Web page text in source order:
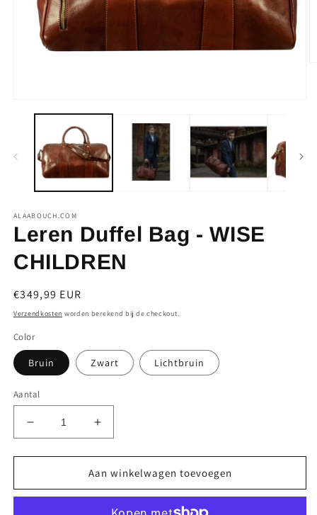
modaal
ALAABOUCH.COM
Leren Duffel Bag - WISE
CHILDREN
Normale
prijs
€349,99 EUR
Verzendkosten worden berekend bij de checkout.
Color
Bruin Zwart Lichtbruin
Aantal
Aantal
verlagen
voor
Duffel
Aantal
verhogen
voor
Leren
Duffel
Aan winkelwagen toevoegen